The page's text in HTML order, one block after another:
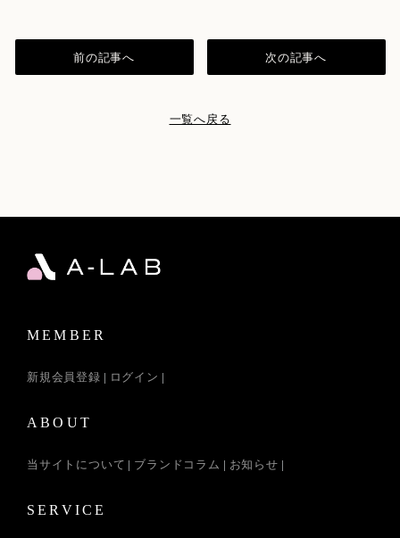
前の記事へ
一覧へ戻る
次の記事へ
MEMBER
新規会員登録 ログイン
ABOUT
当サイトについて ブランドコラム お知らせ
SERVICE